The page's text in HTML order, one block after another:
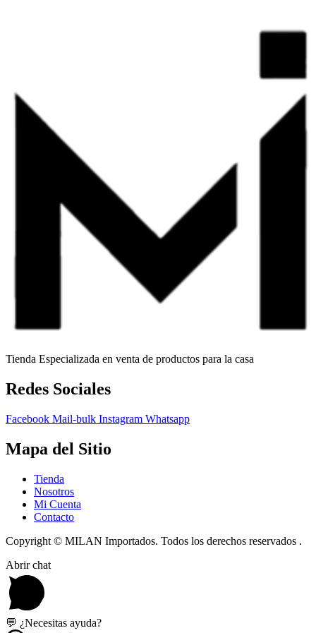
Tienda Especializada en venta de productos para la casa
Redes Sociales
Facebook Mail-bulk Instagram Whatsapp
Mapa del Sitio
Tienda
Nosotros
Mi Cuenta
Contacto
Copyright © MILAN Importados. Todos los derechos reservados .
Abrir chat
💬 ¿Necesitas ayuda?